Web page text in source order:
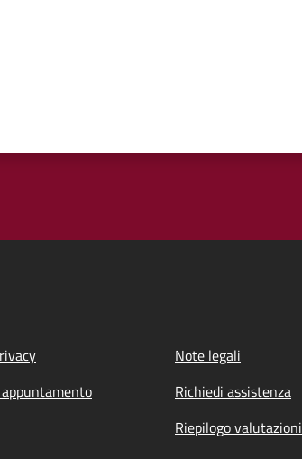
Note legali
Richiedi assistenza
Riepilogo valutazioni